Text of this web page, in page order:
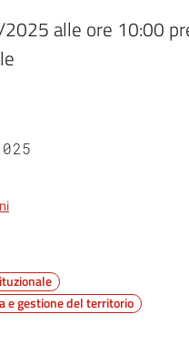
alle ore 10:00
e gestione del territorio